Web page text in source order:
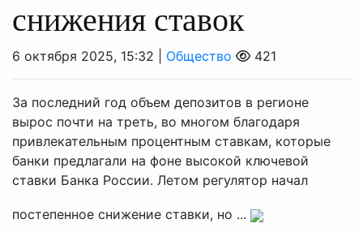
снижения ставок
6 октября 2025, 15:32 | Общество 421
За последний год объем депозитов в регионе
вырос почти на треть, во многом благодаря
привлекательным процентным ставкам, которые
банки предлагали на фоне высокой ключевой
ставки Банка России. Летом регулятор начал
постепенное снижение ставки, но ...